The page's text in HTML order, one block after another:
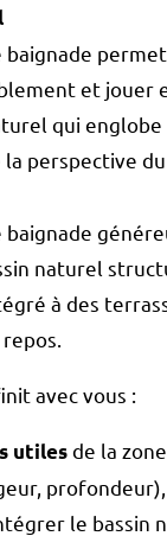
baignade
et jouer
qui englobe
perspective du
baignade
naturel
à des
avec vous :
utilesde la
profondeur),
le bassin